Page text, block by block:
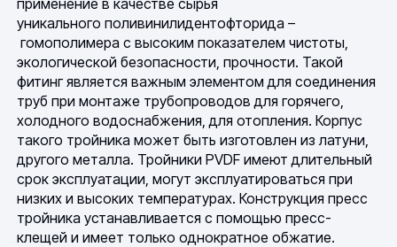
уникального поливинилидентофторида –
гомополимера с высоким показателем чистоты,
экологической безопасности, прочности. Такой
фитинг является важным элементом для соединения
труб при монтаже трубопроводов для горячего,
холодного водоснабжения, для отопления. Корпус
такого тройника может быть изготовлен из латуни,
другого металла. Тройники PVDF имеют длительный
срок эксплуатации, могут эксплуатироваться при
низких и высоких температурах. Конструкция пресс
тройника устанавливается с помощью пресс-
клещей и имеет только однократное обжатие.